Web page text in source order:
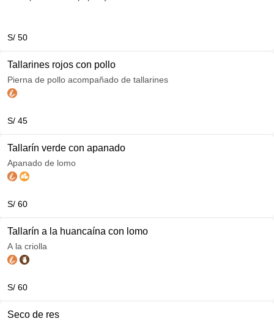
S/ 50
Tallarines rojos con pollo
Pierna de pollo acompañado de tallarines
S/ 45
Tallarín verde con apanado
Apanado de lomo
S/ 60
Tallarín a la huancaína con lomo
A la criolla
S/ 60
Seco de res